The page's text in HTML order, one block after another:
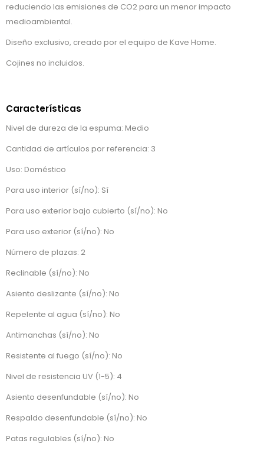
reduciendo las emisiones de CO2 para un menor impacto
medioambiental.
Diseño exclusivo, creado por el equipo de Kave Home.
Cojines no incluidos.
Características
Nivel de dureza de la espuma: Medio
Cantidad de artículos por referencia: 3
Uso: Doméstico
Para uso interior (sí/no): Sí
Para uso exterior bajo cubierto (sí/no): No
Para uso exterior (sí/no): No
Número de plazas: 2
Reclinable (sí/no): No
Asiento deslizante (sí/no): No
Repelente al agua (sí/no): No
Antimanchas (sí/no): No
Resistente al fuego (sí/no): No
Nivel de resistencia UV (1-5): 4
Asiento desenfundable (sí/no): No
Respaldo desenfundable (sí/no): No
Patas regulables (sí/no): No